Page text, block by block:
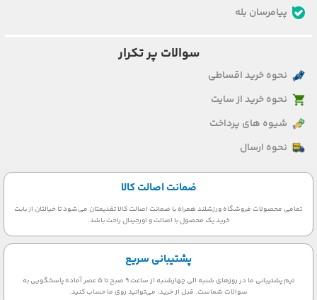
پیامرسان بله
سوالات پر تکرار
نحوه خرید اقساطی
نحوه خرید از سایت
شیوه های پرداخت
نحوه ارسال
ضمانت اصالت کالا
تمامی محصولات فروشگاه ورزشلند همراه با ضمانت اصالت کالا تقدیمتان می‌شود تا خیالتان از بابت
خرید یک محصول با اصالت و اورجینال راحت باشد.
پشتیبانی سریع
تیم پشتیبانی ما در روزهای شنبه الی چهارشنبه از ساعت 9 صبح تا 5 عصر آماده پاسخگویی به
سوالات شماست. قبل از خرید، می‌توانید روی ما حساب کنید.